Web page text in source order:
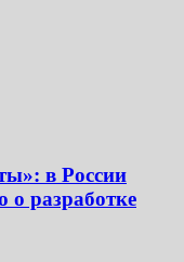
в России
разработке